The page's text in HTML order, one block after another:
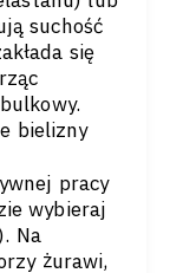
suchość
się
bielizny
pracy
wybieraj
Na
żurawi,